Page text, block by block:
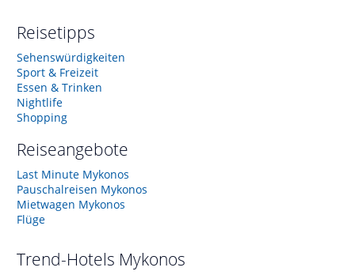
Reisetipps
Sehenswürdigkeiten
Sport & Freizeit
Essen & Trinken
Nightlife
Shopping
Reiseangebote
Last Minute Mykonos
Pauschalreisen Mykonos
Mietwagen Mykonos
Flüge
Trend-Hotels Mykonos